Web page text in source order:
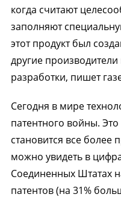
когда считают
заполняют
этот продукт был
другие производители
разработки, пишет
Сегодня в мире
патентного войны.
становится все
можно увидеть в
Соединенных Штатах
патентов (на 31%